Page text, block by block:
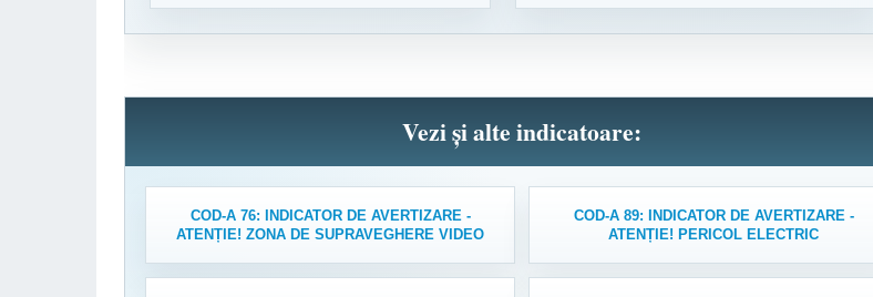
Vezi și alte indicatoare:
COD-A 76: INDICATOR DE AVERTIZARE -
ATENȚIE! ZONA DE SUPRAVEGHERE VIDEO
COD-A 89: INDICATOR DE AVERTIZARE -
ATENȚIE! PERICOL ELECTRIC